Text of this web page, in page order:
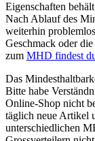
Eigenschaften
Nach Ablauf des
weiterhin
Geschmack oder
zum MHD findest
Das
Bitte habe
Online-Shop nicht
täglich neue Artikel
unterschiedlichen